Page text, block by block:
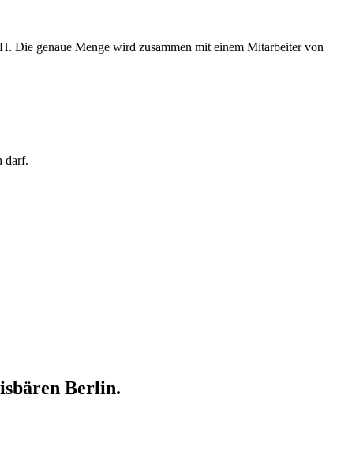
Die genaue Menge wird zusammen mit einem Mitarbeiter von
darf.
Berlin.